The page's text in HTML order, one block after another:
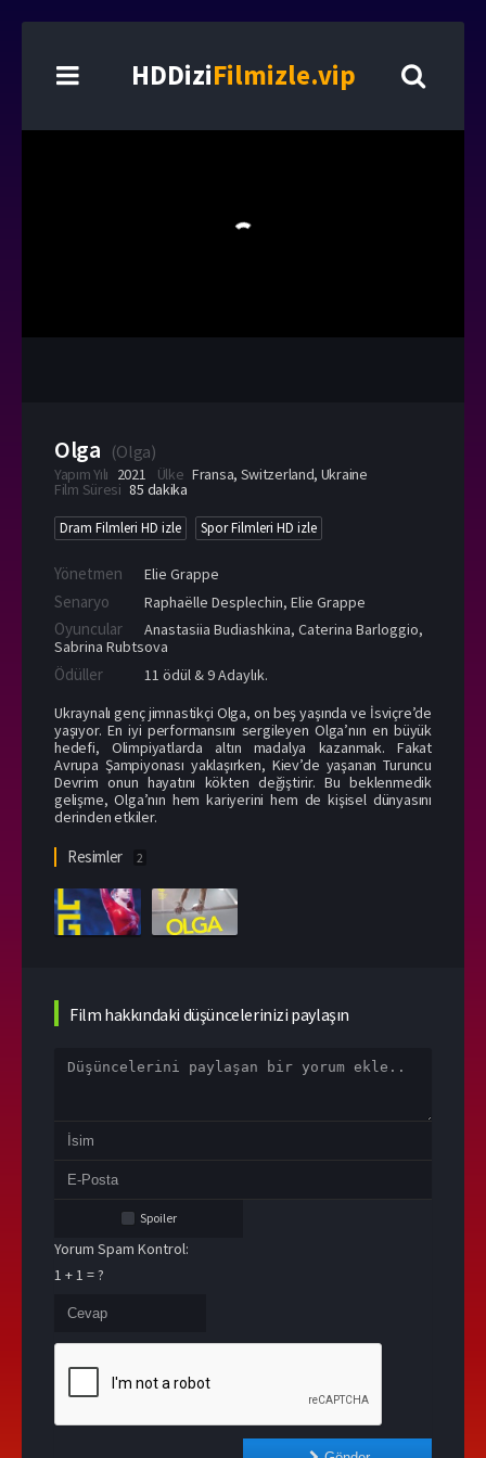
HDDiziFilmizle.vip
Olga (Olga)
Yapım Yılı 2021 Ülke Fransa, Switzerland, Ukraine
Film Süresi 85 dakika
Dram Filmleri HD izle Spor Filmleri HD izle
Yönetmen Elie Grappe
Senaryo Raphaëlle Desplechin, Elie Grappe
Oyuncular Anastasiia Budiashkina, Caterina Barloggio,
Sabrina Rubtsova
Ödüller
11 ödül & 9 Adaylık.
Ukraynalı genç jimnastikçi Olga, on beş yaşında ve İsviçre’de
yaşıyor. En iyi performansını sergileyen Olga’nın en büyük
hedefi, Olimpiyatlarda altın madalya kazanmak. Fakat
Avrupa Şampiyonası yaklaşırken, Kiev’de yaşanan Turuncu
Devrim onun hayatını kökten değiştirir. Bu beklenmedik
gelişme, Olga’nın hem kariyerini hem de kişisel dünyasını
derinden etkiler.
Resimler 2
Film hakkındaki düşüncelerinizi paylaşın
Spoiler
Yorum Spam Kontrol:
1 + 1 = ?